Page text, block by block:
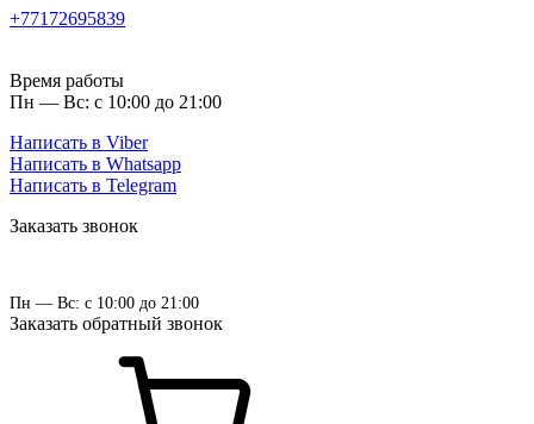
+77172695839
Время работы
Пн — Вс: с 10:00 до 21:00
Написать в Viber
Написать в Whatsapp
Написать в Telegram
Заказать звонок
Пн — Вс: с 10:00 до 21:00
Заказать обратный звонок